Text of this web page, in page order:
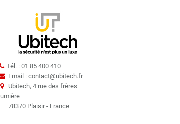
Tél. : 01 85 400 410
Email : contact@ubitech.fr
Ubitech, 4 rue des frères
78370 Plaisir - France